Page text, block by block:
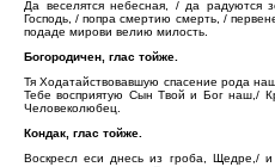
Да веселятся небесная, / да
Господь, / попра смертию смерть, /
подаде мирови велию милость.
Богородичен, глас тойже.
Тя Ходатайствовавшую спасение рода
Тебе восприятую Сын Твой и Бог наш,/
Человеколюбец.
Кондак, глас тойже.
Воскресл еси днесь из гроба, Щедре,/